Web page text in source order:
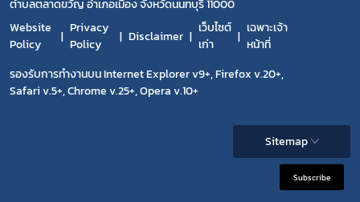
ตำบลตลาดขวัญ อำเภอเมือง จังหวัดนนทบุรี 11000
Website
Policy
Privacy
Policy
Disclaimer
เว็บไซต์
เก่า
เฉพาะเจ้า
หน้าที่
รองรับการทำงานบน Internet Explorer v9+, Firefox v.20+,
Safari v.5+, Chrome v.25+, Opera v.10+
Sitemap
Subscribe